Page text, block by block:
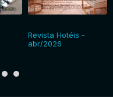
Revista Hotéis -
abr/2026